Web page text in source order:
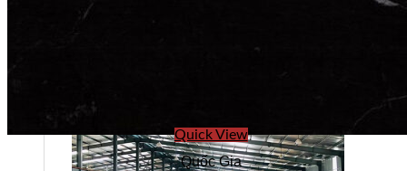
Quick View
Quốc Gia